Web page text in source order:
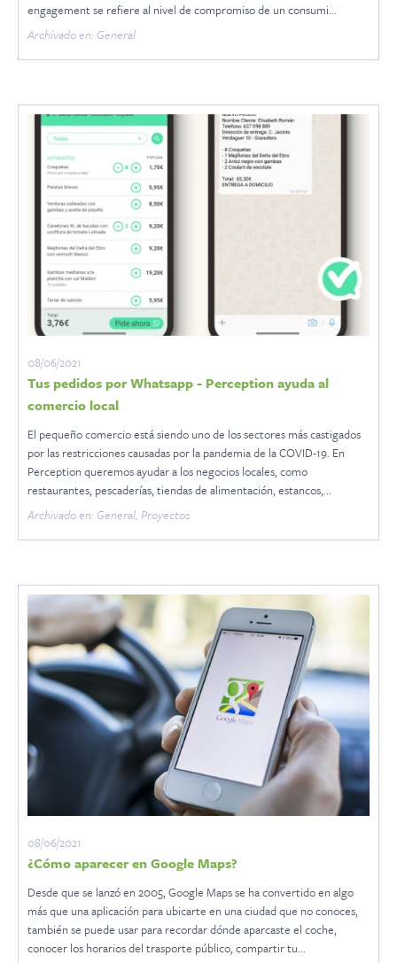
engagement se refiere al nivel de compromiso de un consumi...
Archivado en: General
08/06/2021
Tus pedidos por Whatsapp - Perception ayuda al
comercio local
El pequeño comercio está siendo uno de los sectores más castigados
por las restricciones causadas por la pandemia de la COVID-19. En
Perception queremos ayudar a los negocios locales, como
restaurantes, pescaderías, tiendas de alimentación, estancos,...
Archivado en: General, Proyectos
08/06/2021
¿Cómo aparecer en Google Maps?
Desde que se lanzó en 2005, Google Maps se ha convertido en algo
más que una aplicación para ubicarte en una ciudad que no conoces,
también se puede usar para recordar dónde aparcaste el coche,
conocer los horarios del trasporte público, compartir tu...